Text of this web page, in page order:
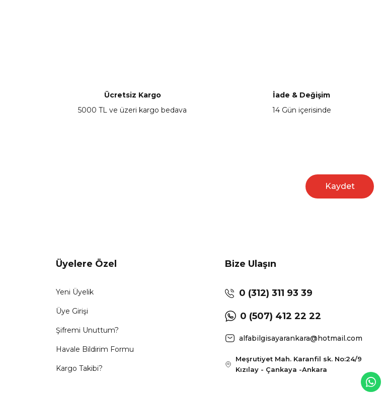
Ücretsiz Kargo
5000 TL ve üzeri kargo bedava
İade & Değişim
14 Gün içerisinde
Kaydet
Üyelere Özel
Yeni Üyelik
Üye Girişi
Şifremi Unuttum?
Havale Bildirim Formu
Kargo Takibi?
Bize Ulaşın
0 (312) 311 93 39
0 (507) 412 22 22
alfabilgisayarankara@hotmail.com
Meşrutiyet Mah. Karanfil sk. No:24/9
Kızılay - Çankaya -Ankara